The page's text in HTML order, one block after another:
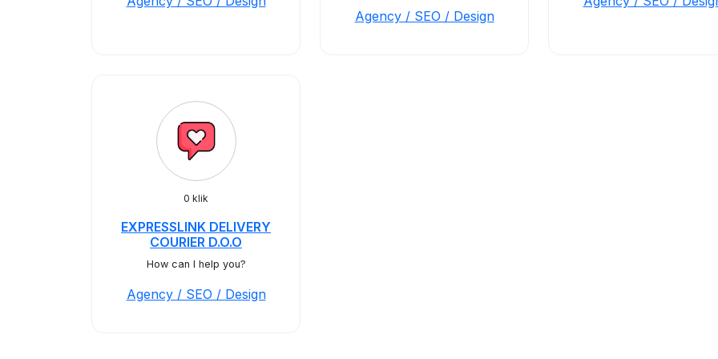
Agency / SEO / Design
0 klik
EXPRESSLINK DELIVERY
COURIER D.O.O
How can I help you?
Agency / SEO / Design